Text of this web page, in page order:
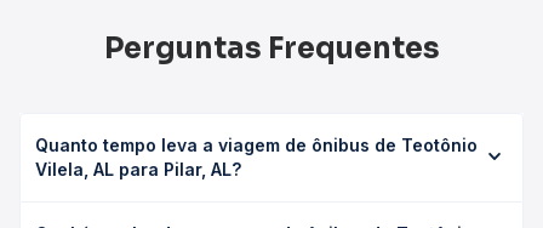
Perguntas Frequentes
Quanto tempo leva a viagem de ônibus de Teotônio
Vilela, AL para Pilar, AL?